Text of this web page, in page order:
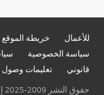
للأعمال خريطة الموقع
سياسة الخصوصية
قانوني
تعليمات وصول
حقوق النشر 2009-2025 إل جي للإلكترونيات. جميع الحقوق محفوظة